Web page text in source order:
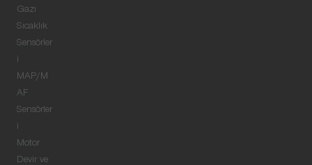
Gazı
Sıcaklık
Sensörler
i
MAP/M
AF
Sensörler
i
Motor
Devir ve